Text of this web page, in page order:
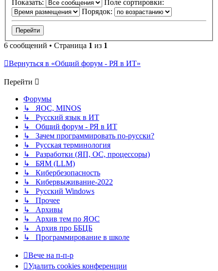
Показать:
Поле сортировки:
Порядок:
6 сообщений • Страница 1 из 1
Вернуться в «Общий форум - РЯ в ИТ»
Перейти
Форумы
↳ ЯОС, MINOS
↳ Русский язык в ИТ
↳ Общий форум - РЯ в ИТ
↳ Зачем программировать по-русски?
↳ Русская терминология
↳ Разработки (ЯП, ОС, процессоры)
↳ БЯМ (LLM)
↳ Кибербезопасность
↳ Кибервыживание-2022
↳ Русский Windows
↳ Прочее
↳ Архивы
↳ Архив тем по ЯОС
↳ Архив про ББЦБ
↳ Программирование в школе
Вече на п-п-р
Удалить cookies конференции